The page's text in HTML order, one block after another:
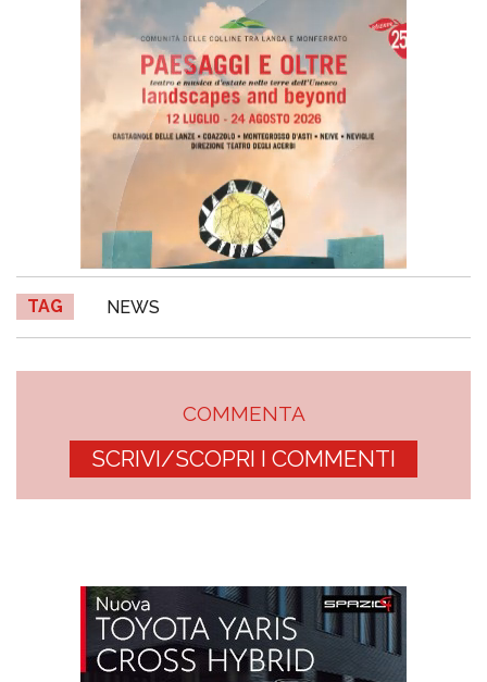
TAG NEWS
COMMENTA
SCRIVI/SCOPRI I COMMENTI